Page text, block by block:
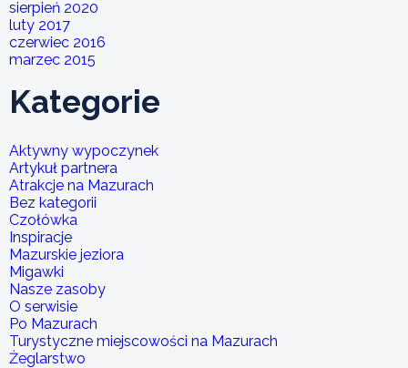
sierpień 2020
luty 2017
czerwiec 2016
marzec 2015
Kategorie
Aktywny wypoczynek
Artykuł partnera
Atrakcje na Mazurach
Bez kategorii
Czołówka
Inspiracje
Mazurskie jeziora
Migawki
Nasze zasoby
O serwisie
Po Mazurach
Turystyczne miejscowości na Mazurach
Żeglarstwo